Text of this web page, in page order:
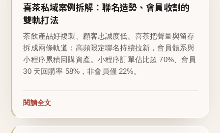
喜茶私域案例拆解：聯名造勢、會員收割的
雙軌打法
茶飲產品好複製、顧客忠誠度低。喜茶把聲量與留存
拆成兩條軌道：高頻限定聯名持續拉新，會員體系與
小程序累積回購資產。小程序訂單佔比超 70%、會員
30 天回購率 58%，非會員僅 22%。
閱讀全文